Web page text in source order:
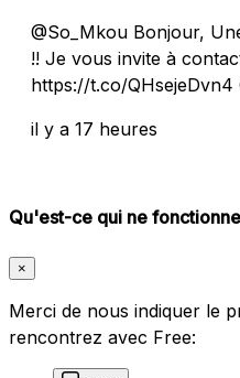
@So_Mkou Bonjour,
!! Je vous invite à
https://t.co/
il y a 17 heures
Qu'est-ce qui ne
×
Merci de nous indiquer le
rencontrez avec Free: